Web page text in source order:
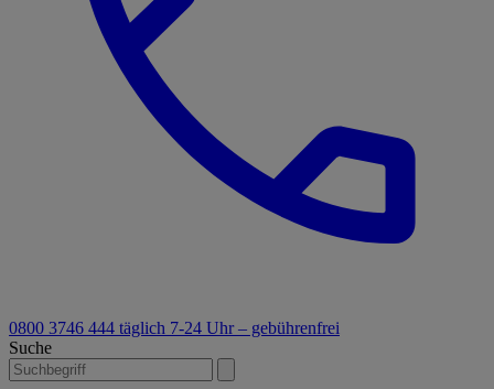
0800 3746 444 täglich 7-24 Uhr – gebührenfrei
Suche